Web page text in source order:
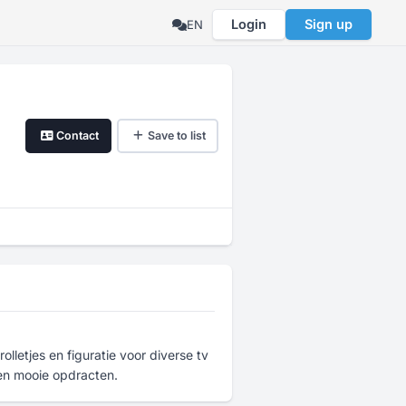
EN Login Sign up
Contact Save to list
en figuratie voor diverse tv
mooie opdracten.